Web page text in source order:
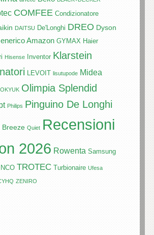
COMFEE Condizionatore
DAITSU De'Longhi DREO Dyson
Amazon GYMAX Haier
Hisense Inventor Klarstein
LEVOIT lisutupode Midea
OKYUK Olimpia Splendid
Philips Pinguino De Longhi
Breeze Quiet Recensioni
2026 Rowenta Samsung
TROTEC Turbionaire Ufesa
ZENIRO